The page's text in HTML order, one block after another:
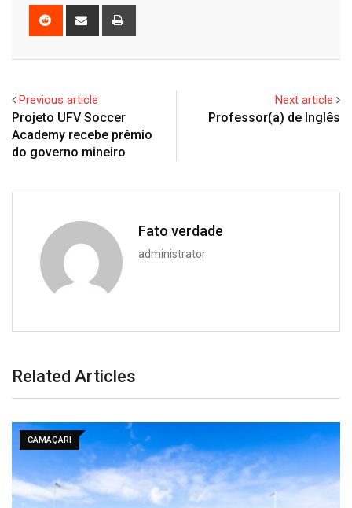
Reddit
Share
Previous article
Projeto UFV Soccer
Academy recebe prêmio
do governo mineiro
Next article
Professor(a) de Inglês
Fato verdade
administrator
Related Articles
CAMAÇARI